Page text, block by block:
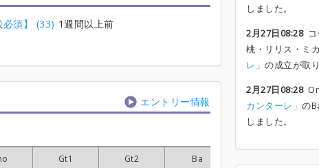
必須】 (33) 1週間以上前
エントリー情報
Gt1 Gt2 Ba
Gt1 Gt2 Ba
Gt1 Gt2 Ba
Gt1 Gt2 Ba
しました。
2月27日08:28コ
桃・リリス・ミ
レ」の成立が取
2月27日08:28
カンターレ」の
しました。